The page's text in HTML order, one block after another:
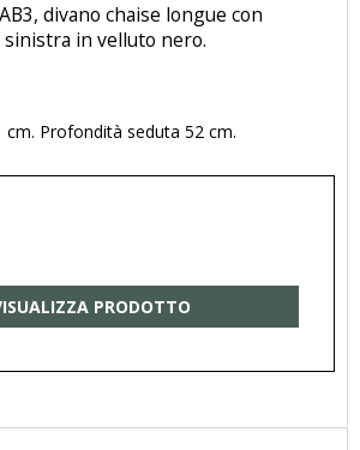
divano chaise longue con
in velluto nero.
cm. Profondità seduta 52 cm.
PRODOTTO